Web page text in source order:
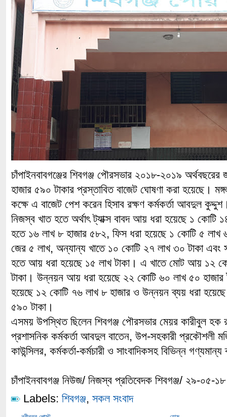
চাঁপাইনবাবগঞ্জের শিবগঞ্জ পৌরসভার ২০১৮-২০১৯
হাজার ৫৯০ টাকার প্রস্তাবিত বাজেট ঘোষণা করা হয়েছে।
কক্ষে এ বাজেট পেশ করেন হিসাব রক্ষণ কর্মকর্তা আবদুল
নিজস্ব খাত হতে অর্থাৎ ট্যাক্স বাবদ আয় ধরা হয়েছে ১ কোটি
হতে ১৬ লাখ ৮ হাজার ৫৮২, ফিস ধরা হয়েছে ১ কোটি ৫ লাখ
জের ৫ লাখ, অন্যান্য খাতে ১০ কোটি ২৭ লাখ ৩০ টাকা এবং
হতে আয় ধরা হয়েছে ১৫ লাখ টাকা। এ খাতে মোট আয় ১২
টাকা। উন্নয়ন আয় ধরা হয়েছে ২২ কোটি ৬০ লাখ ৫০ হাজার
হয়েছে ১২ কোটি ৭৬ লাখ ৮ হাজার ও উন্নয়ন ব্যয় ধরা
৫৯০ টাকা।
এসময় উপস্থিত ছিলেন শিবগঞ্জ পৌরসভার মেয়র কারীবুল হক
প্রশাসনিক কর্মকর্তা আবদুল বাতেন, উপ-সহকারী প্রকৌশলী
কাউন্সিলর, কর্মকর্তা-কর্মচারী ও সাংবাদিকসহ বিভিন্ন
চাঁপাইনবাবগঞ্জ নিউজ/ নিজস্ব প্রতিবেদক শিবগঞ্জ/ ২৯-০৫-১৮
Labels: শিবগঞ্জ, সকল সংবাদ